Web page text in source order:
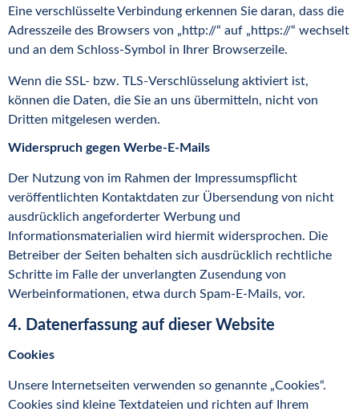
Eine verschlüsselte Verbindung erkennen Sie daran, dass die
Adresszeile des Browsers von „http://“ auf „https://“ wechselt
und an dem Schloss-Symbol in Ihrer Browserzeile.
Wenn die SSL- bzw. TLS-Verschlüsselung aktiviert ist,
können die Daten, die Sie an uns übermitteln, nicht von
Dritten mitgelesen werden.
Widerspruch gegen Werbe-E-Mails
Der Nutzung von im Rahmen der Impressumspflicht
veröffentlichten Kontaktdaten zur Übersendung von nicht
ausdrücklich angeforderter Werbung und
Informationsmaterialien wird hiermit widersprochen. Die
Betreiber der Seiten behalten sich ausdrücklich rechtliche
Schritte im Falle der unverlangten Zusendung von
Werbeinformationen, etwa durch Spam-E-Mails, vor.
4. Datenerfassung auf dieser Website
Cookies
Unsere Internetseiten verwenden so genannte „Cookies“.
Cookies sind kleine Textdateien und richten auf Ihrem